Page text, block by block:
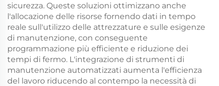
sicurezza. Queste soluzioni ottimizzano anche
l'allocazione delle risorse fornendo dati in tempo
reale sull'utilizzo delle attrezzature e sulle esigenze
di manutenzione, con conseguente
programmazione più efficiente e riduzione dei
tempi di fermo. L'integrazione di strumenti di
manutenzione automatizzati aumenta l'efficienza
del lavoro riducendo al contempo la necessità di